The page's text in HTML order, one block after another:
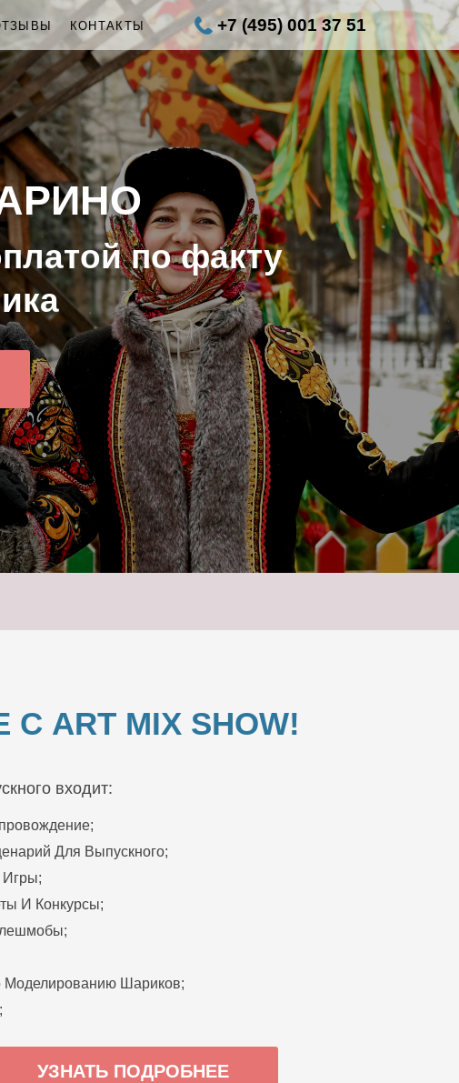
КОНТАКТЫ +7 (495) 001 37 51
по факту
MIX SHOW!
входит:
Для Выпускного;
Игры;
И Конкурсы;
Моделированию Шариков;
УЗНАТЬ ПОДРОБНЕЕ